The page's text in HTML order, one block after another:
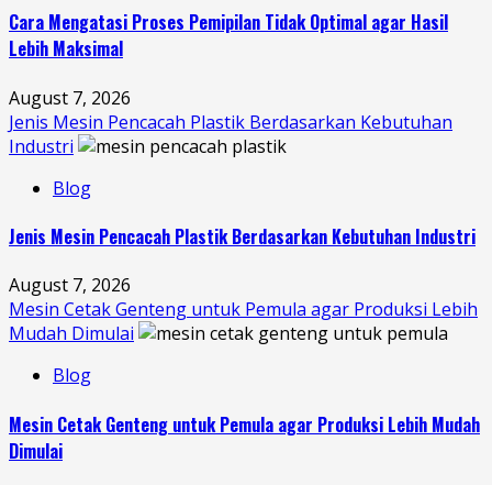
Cara Mengatasi Proses Pemipilan Tidak Optimal agar Hasil
Lebih Maksimal
August 7, 2026
Jenis Mesin Pencacah Plastik Berdasarkan Kebutuhan
Industri
Blog
Jenis Mesin Pencacah Plastik Berdasarkan Kebutuhan Industri
August 7, 2026
Mesin Cetak Genteng untuk Pemula agar Produksi Lebih
Mudah Dimulai
Blog
Mesin Cetak Genteng untuk Pemula agar Produksi Lebih Mudah
Dimulai